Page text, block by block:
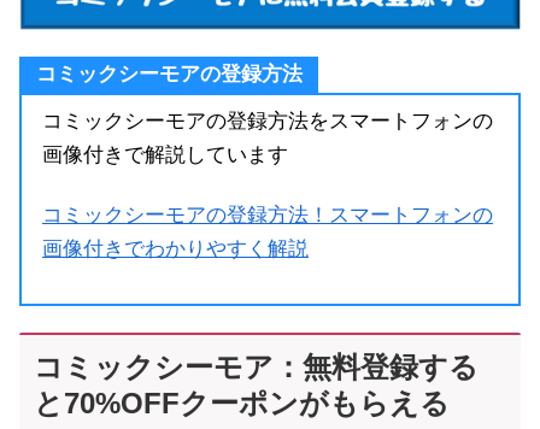
コミックシーモアの登録方法
コミックシーモアの登録方法をスマートフォンの
画像付きで解説しています
コミックシーモアの登録方法！スマートフォンの
画像付きでわかりやすく解説
コミックシーモア：無料登録する
と70%OFFクーポンがもらえる